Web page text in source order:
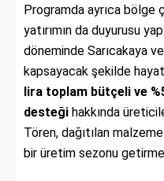
Programda ayrıca
yatırımın da duyurusu
döneminde Sarıcakaya
kapsayacak şekilde
lira toplam bütçeli ve
desteği hakkında
Tören, dağıtılan
bir üretim sezonu